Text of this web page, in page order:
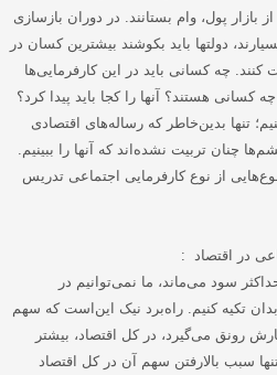
بازار پول، وام بستانند. در دوران بازسازی
دولتها باید بکوشند بیشترین کسان در
کنند. چه کسانی باید در این کارفرمایی‌ها
کسانی هستند؟ آنها را کجا باید پیدا کرد؟
تنها بدین‌خاطر که رساله‌های اقتصادی
چنان تربیت نشده‌اند که آنها را ببینیم.
از نوع کارفرمایی اجتماعی تدریس
در اقتصاد
:
سود می‌ماند، ما نمی‌توانیم در
تکیه کنیم. راه‌برد نیک این‌است که سهم
رونق می‌گیرد، در کل اقتصاد، بیشتر
سبب بالارفتن سهم آن در کل اقتصاد